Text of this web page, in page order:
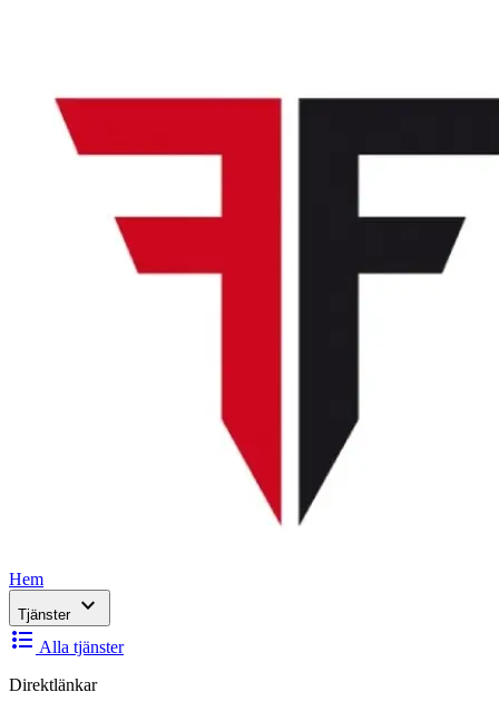
Hem
Tjänster expand_more
format_list_bulleted Alla tjänster
Direktlänkar